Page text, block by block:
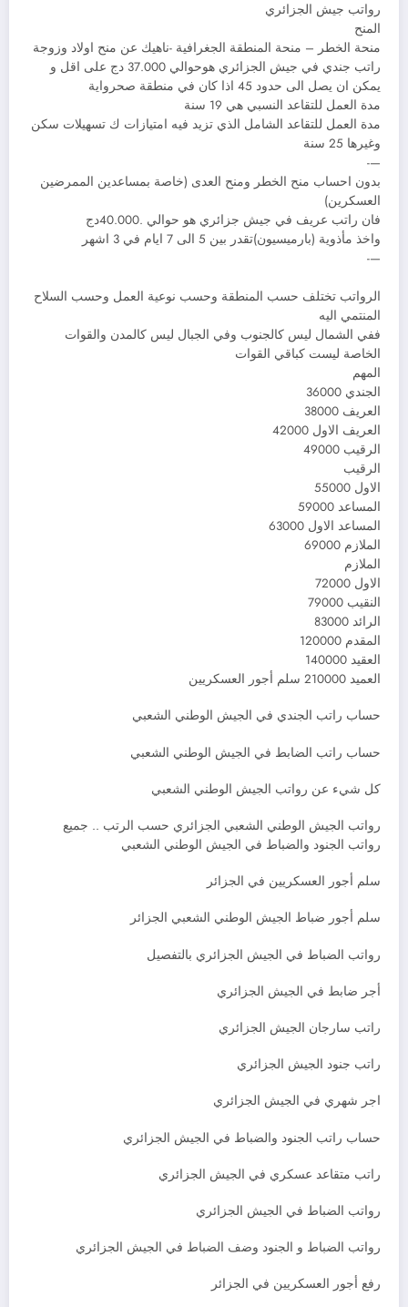
رواتب جيش الجزائري
المنح
منحة الخطر – منحة المنطقة الجغرافية -ناهيك عن منح اولاد وزوجة
راتب جندي في جيش الجزائري هوحوالي 37.000 دج على اقل و
يمكن ان يصل الى حدود 45 اذا كان في منطقة صحرواية
مدة العمل للتقاعد النسبي هي 19 سنة
مدة العمل للتقاعد الشامل الذي تزيد فيه امتيازات ك تسهيلات سكن
وغيرها 25 سنة
—-
بدون احساب منح الخطر ومنح العدى (خاصة بمساعدين الممرضين
العسكرين)
فان راتب عريف في جيش جزائري هو حوالي .40.000دج
واخذ مأذوية (بارميسيون)تقدر بين 5 الى 7 ايام في 3 اشهر
—-
الرواتب تختلف حسب المنطقة وحسب نوعية العمل وحسب السلاح
المنتمي اليه
ففي الشمال ليس كالجنوب وفي الجبال ليس كالمدن والقوات
الخاصة ليست كباقي القوات
المهم
الجندي 36000
العريف 38000
العريف الاول 42000
الرقيب 49000
الرقيب
الاول 55000
المساعد 59000
المساعد الاول 63000
الملازم 69000
الملازم
الاول 72000
النقيب 79000
الرائد 83000
المقدم 120000
العقيد 140000
العميد 210000 سلم أجور العسكريين
حساب راتب الجندي في الجيش الوطني الشعبي
حساب راتب الضابط في الجيش الوطني الشعبي
كل شيء عن رواتب الجيش الوطني الشعبي
رواتب الجيش الوطني الشعبي الجزائري حسب الرتب .. جميع
رواتب الجنود والضباط في الجيش الوطني الشعبي
سلم أجور العسكريين في الجزائر
سلم أجور ضباط الجيش الوطني الشعبي الجزائر
رواتب الضباط في الجيش الجزائري بالتفصيل
أجر ضابط في الجيش الجزائري
راتب سارجان الجيش الجزائري
راتب جنود الجيش الجزائري
اجر شهري في الجيش الجزائري
حساب راتب الجنود والضباط في الجيش الجزائري
راتب متقاعد عسكري في الجيش الجزائري
رواتب الضباط في الجيش الجزائري
رواتب الضباط و الجنود وضف الضباط في الجيش الجزائري
رفع أجور العسكريين في الجزائر